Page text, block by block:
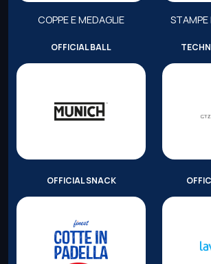
COPPE E MEDAGLIE STAMPE
OFFICIAL BALL
OFFICIAL SNACK